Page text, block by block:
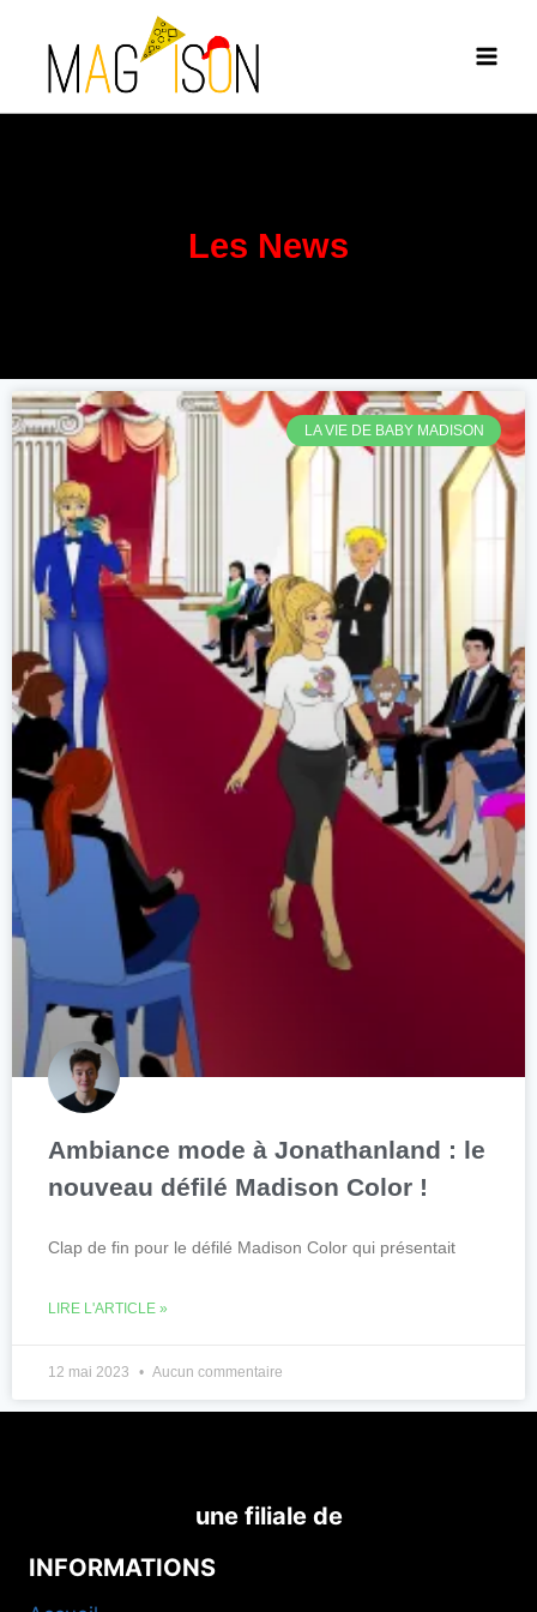
Les News
LA VIE DE BABY MADISON
Ambiance mode à Jonathanland : le
nouveau défilé Madison Color !
Clap de fin pour le défilé Madison Color qui présentait
LIRE L'ARTICLE »
12 mai 2023 Aucun commentaire
une filiale de
INFORMATIONS